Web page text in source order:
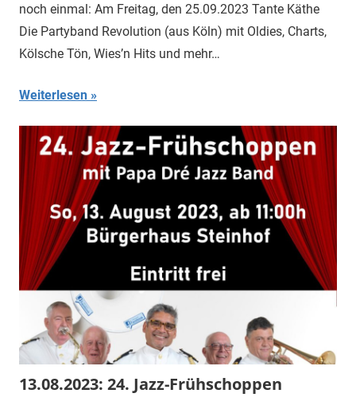
noch einmal: Am Freitag, den 25.09.2023 Tante Käthe
Die Partyband Revolution (aus Köln) mit Oldies, Charts,
Kölsche Tön, Wies’n Hits und mehr…
Weiterlesen
13.08.2023: 24. Jazz-Frühschoppen